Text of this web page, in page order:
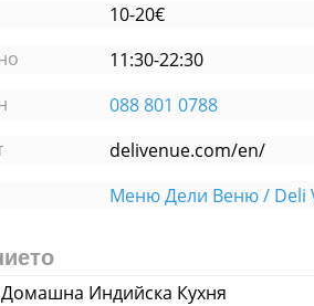
10-20€
11:30-22:30
088 801 0788
delivenue.com/en/
Индийска Кухня